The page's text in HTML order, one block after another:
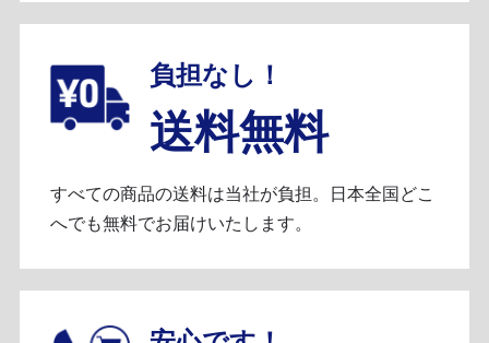
負担なし！
送料無料
すべての商品の送料は当社が負担。日本全国どこ
へでも無料でお届けいたします。